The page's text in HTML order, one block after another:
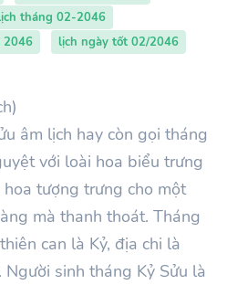
tháng 02-2046
2046
lịch ngày tốt 02/2046
âm lịch hay còn gọi tháng
với loài hoa biểu trưng
tượng trưng cho một
mà thanh thoát. Tháng
can là Kỷ, địa chi là
Người sinh tháng Kỷ Sửu là